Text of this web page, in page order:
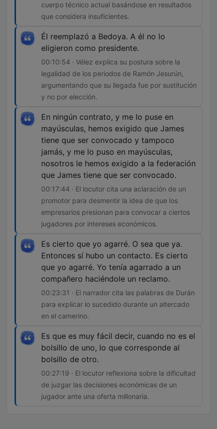
cuerpo técnico actual basándose en resultados
que considera insuficientes.
Él reemplazó a Bedoya. A él no lo
eligieron como presidente.
00:10:54 · Vélez explica su postura sobre la
legalidad de los periodos de Ramón Jesurún,
argumentando que su llegada fue por sustitución
y no por elección.
En ningún contrato, y me lo puse en
mayúsculas, hemos exigido que James
tiene que ser convocado y tampoco
jamás, y me lo puso en mayúsculas,
nosotros le hemos exigido a la federación
que James tiene que ser convocado.
00:17:44 · El locutor cita una aclaración de un
promotor para desmentir la idea de que los
empresarios presionan para convocar a ciertos
jugadores por intereses económicos.
Es cierto que yo agarré. O sea que ya.
Entonces sí hubo un contacto. Es cierto
que yo agarré. Yo tenía agarrado a un
compañero haciéndole un reclamo.
00:23:31 · El narrador cita las palabras de Durán
para explicar lo sucedido durante un altercado
en el camerino.
Es que es muy fácil decir, cuando no es el
bolsillo de uno, lo que corresponde al
bolsillo de otro.
00:27:19 · El locutor reflexiona sobre la dificultad
de juzgar las decisiones económicas de un
jugador ante una oferta millonaria.